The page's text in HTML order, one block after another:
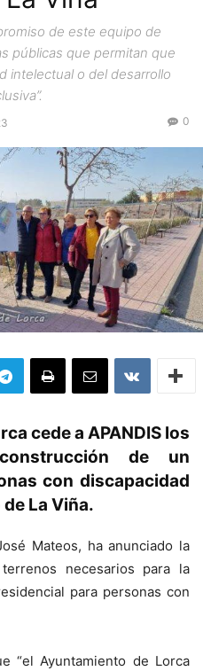
de este equipo de
públicas que permitan que
intelectual o del desarrollo
0
cede a APANDIS los
de un
con discapacidad
La Viña.
Mateos, ha anunciado la
necesarios para la
para personas con
“el Ayuntamiento de Lorca